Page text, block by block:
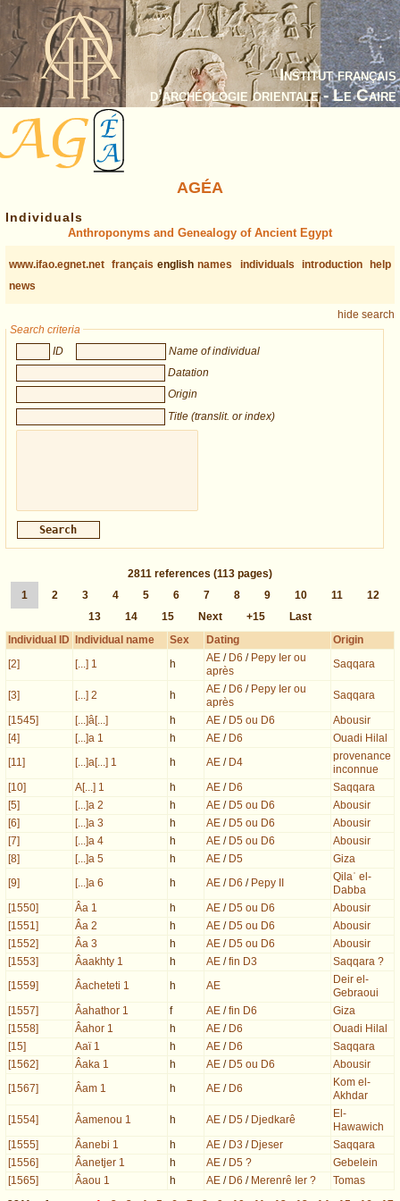
Institut français
d’archéologie orientale - Le Caire
AGÉA
Individuals
Anthroponyms and Genealogy of Ancient Egypt
www.ifao.egnet.net français english names individuals introduction help
news
hide search
Search criteria
ID
Name of individual
Datation
Origin
Title (translit. or index)
2811 references (113 pages)
1
2 3 4 5 6 7 8 9 10 11
12
13
14 15 Next +15
Last
Individual ID
Individual name Sex Dating
Origin
[2]
[...] 1 h AE / D6 / Pepy Ier ou
après
Saqqara
[3] [...] 2 h AE / D6 / Pepy Ier ou
après
Saqqara
[1545]
[...]â[...] h AE / D5 ou D6
Abousir
[4]
[...]a 1 h AE / D6
Ouadi Hilal
[11]
[...]a[...] 1 h AE / D4
provenance
inconnue
[10]
A[...] 1 h AE / D6
Saqqara
[5]
[...]a 2 h AE / D5 ou D6
Abousir
[6]
[...]a 3 h AE / D5 ou D6
Abousir
[7]
[...]a 4 h AE / D5 ou D6
Abousir
[8]
[...]a 5 h AE / D5
Giza
[9]
[...]a 6 h AE / D6 / Pepy II
Qilaʿ el-
Dabba
[1550]
Âa 1 h AE / D5 ou D6
Abousir
[1551]
Âa 2 h AE / D5 ou D6
Abousir
[1552]
Âa 3 h AE / D5 ou D6
Abousir
[1553]
Âaakhty 1 h AE /fin D3
Saqqara ?
[1559]
Âacheteti 1 h AE
Deir el-
Gebraoui
[1557]
Âahathor 1 f AE /fin D6
Giza
[1558]
Âahor 1 h AE / D6
Ouadi Hilal
[15]
Aaï 1 h AE / D6
Saqqara
[1562]
Âaka 1 h AE / D5 ou D6
Abousir
[1567]
Âam 1 h AE / D6
Kom el-
Akhdar
[1554]
Âamenou 1 h AE / D5 / Djedkarê
El-
Hawawich
[1555]
Âanebi 1 h AE / D3 / Djeser
Saqqara
[1556]
Âanetjer 1 h AE / D5 ?
Gebelein
[1565]
Âaou 1 h AE / D6 / Merenrê Ier ?
Tomas